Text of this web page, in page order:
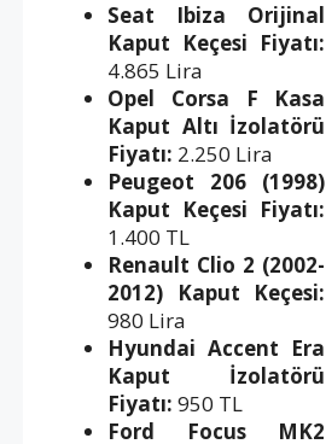
Seat Ibiza Orijinal
Kaput Keçesi Fiyatı:
4.865 Lira
Opel Corsa F Kasa
Kaput Altı İzolatörü
Fiyatı: 2.250 Lira
Peugeot 206 (1998)
Kaput Keçesi Fiyatı:
1.400 TL
Renault Clio 2 (2002-
2012) Kaput Keçesi:
980 Lira
Hyundai Accent Era
Kaput İzolatörü
Fiyatı: 950 TL
Ford Focus MK2